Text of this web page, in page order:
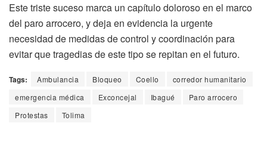
Este triste suceso marca un capítulo doloroso en el marco
del paro arrocero, y deja en evidencia la urgente
necesidad de medidas de control y coordinación para
evitar que tragedias de este tipo se repitan en el futuro.
Tags: Ambulancia Bloqueo Coello
corredor humanitario
emergencia médica
Exconcejal Ibagué
Paro arrocero
Protestas
Tolima